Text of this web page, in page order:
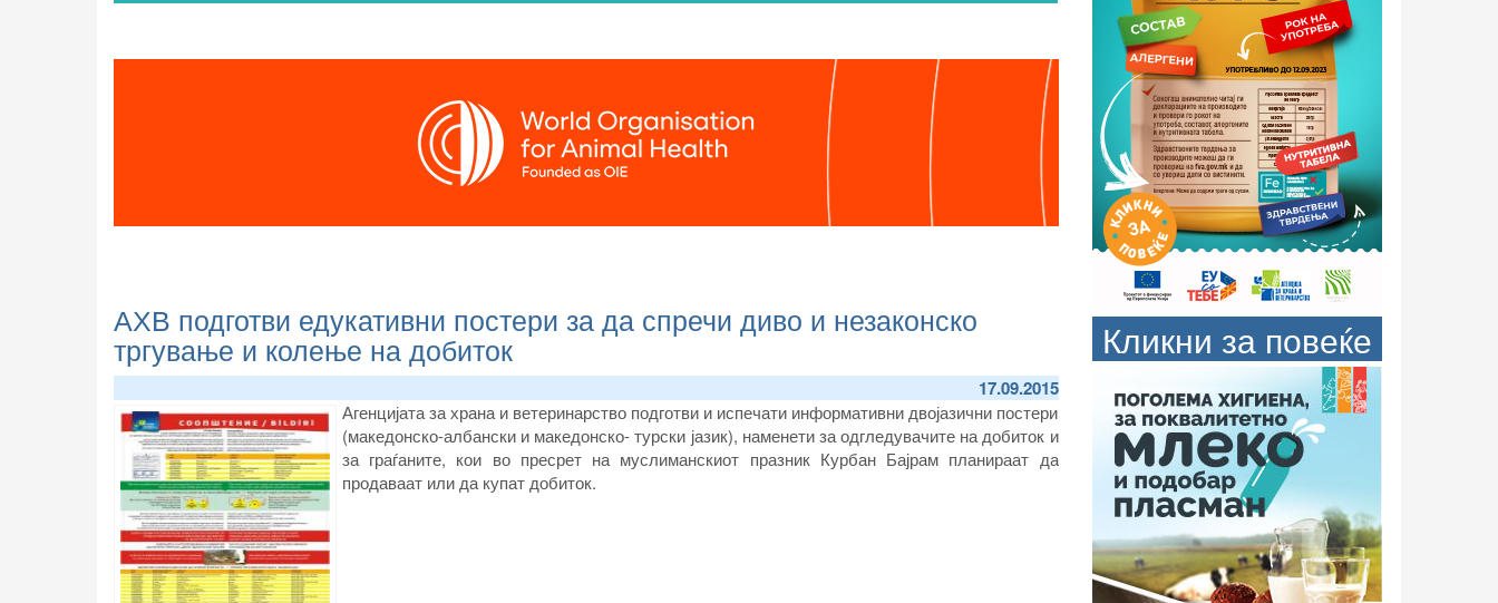
АХВ подготви едукативни постери за да спречи диво и незаконско
тргување и колење на добиток
17.09.2015
Агенцијата за храна и ветеринарство подготви и испечати информативни двојазични постери
(македонско-албански и македонско- турски јазик), наменети за одгледувачите на добиток и
за граѓаните, кои во пресрет на муслиманскиот празник Курбан Бајрам планираат да
продаваат или да купат добиток.
Кликни за повеќе